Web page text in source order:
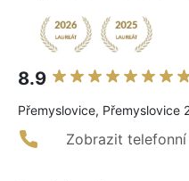
8.9
Přemyslovice, Přemyslovice
Zobrazit